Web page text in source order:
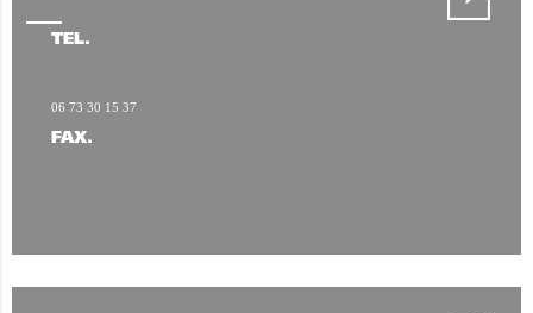
TÉL.
06 73 30 15 37
FAX.